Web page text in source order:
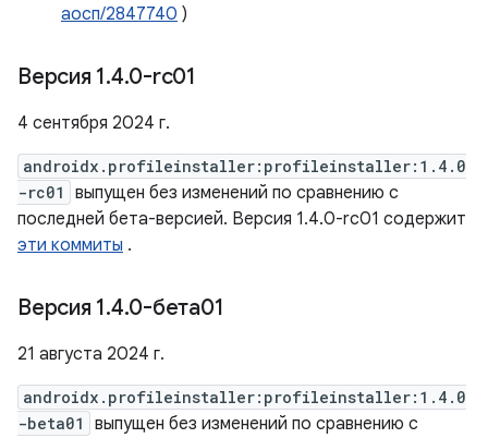
аосп/2847740 )
Версия 1.4.0-rc01
4 сентября 2024 г.
androidx.profileinstaller:profileinstaller:1.4.0
-rc01
выпущен без изменений по сравнению с
последней бета-версией. Версия 1.4.0-rc01 содержит
эти коммиты .
Версия 1.4.0-бета01
21 августа 2024 г.
androidx.profileinstaller:profileinstaller:1.4.0
-beta01
выпущен без изменений по сравнению с